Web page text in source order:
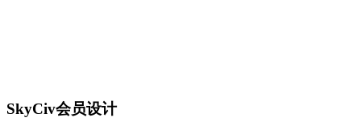
SkyCiv会员设计